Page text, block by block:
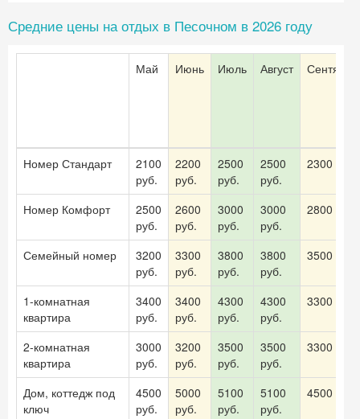
Средние цены на отдых в Песочном в 2026 году
Май Июнь Июль Август Сентябрь
Номер Стандарт
2100
руб.
2200
руб.
2500
руб.
2500
руб.
2300 руб.
Номер Комфорт
2500
руб.
2600
руб.
3000
руб.
3000
руб.
2800 руб.
Семейный номер
3200
руб.
3300
руб.
3800
руб.
3800
руб.
3500 руб.
1-комнатная
квартира
3400
руб.
3400
руб.
4300
руб.
4300
руб.
3300 руб.
2-комнатная
квартира
3000
руб.
3200
руб.
3500
руб.
3500
руб.
3300 руб.
Дом, коттедж под
ключ
4500
руб.
5000
руб.
5100
руб.
5100
руб.
4500 руб.